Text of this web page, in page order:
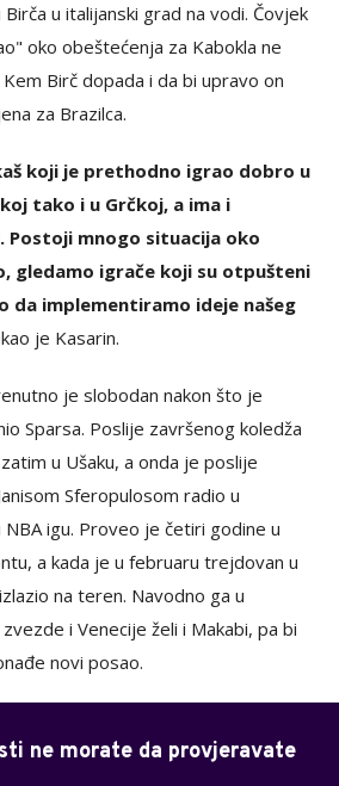
u italijanski grad na vodi. Čovjek
oko obeštećenja za Kabokla ne
Birč dopada i da bi upravo on
za Brazilca.
koji je prethodno igrao dobro u
tako i u Grčkoj, a ima i
Postoji mnogo situacija oko
gledamo igrače koji su otpušteni
da implementiramo ideje našeg
je Kasarin.
je slobodan nakon što je
Sparsa. Poslije završenog koledža
u Ušaku, a onda je poslije
Sferopulosom radio u
igu. Proveo je četiri godine u
a kada je u februaru trejdovan u
na teren. Navodno ga u
i Venecije želi i Makabi, pa bi
novi posao.
ne morate da provjeravate